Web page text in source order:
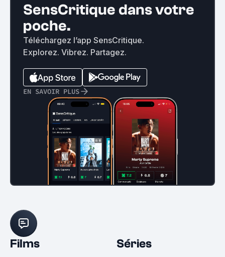
SensCritique dans votre
poche.
Téléchargez l’app SensCritique.
Explorez. Vibrez. Partagez.
EN SAVOIR PLUS
Films Séries